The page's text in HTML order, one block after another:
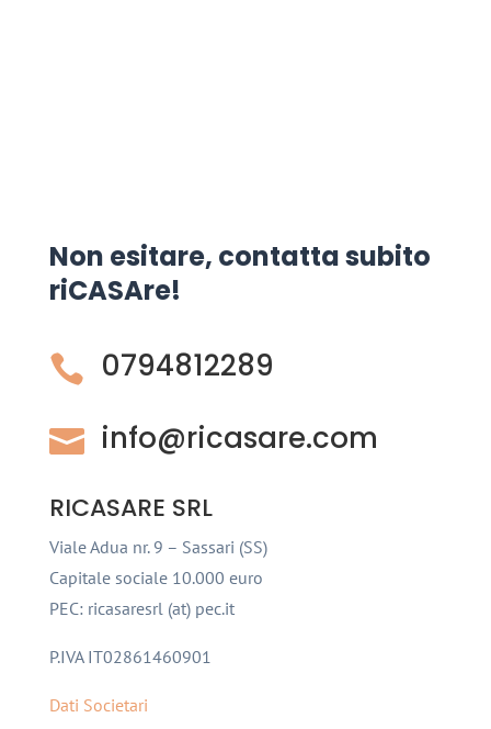
Non esitare, contatta subito
riCASAre!
 0794812289
 info@ricasare.com
RICASARE SRL
Viale Adua nr. 9 – Sassari (SS)
Capitale sociale 10.000 euro
PEC: ricasaresrl (at) pec.it
P.IVA IT02861460901
Dati Societari